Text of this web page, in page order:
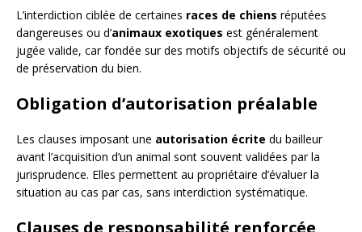
L’interdiction ciblée de certaines races de chiens réputées
dangereuses ou d’animaux exotiques est généralement
jugée valide, car fondée sur des motifs objectifs de sécurité ou
de préservation du bien.
Obligation d’autorisation préalable
Les clauses imposant une autorisation écrite du bailleur
avant l’acquisition d’un animal sont souvent validées par la
jurisprudence. Elles permettent au propriétaire d’évaluer la
situation au cas par cas, sans interdiction systématique.
Clauses de responsabilité renforcée